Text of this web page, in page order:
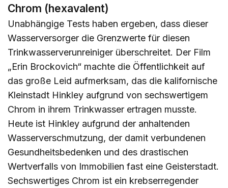
Chrom (hexavalent)
Unabhängige Tests haben ergeben, dass dieser
Wasserversorger die Grenzwerte für diesen
Trinkwasserverunreiniger überschreitet. Der Film
„Erin Brockovich“ machte die Öffentlichkeit auf
das große Leid aufmerksam, das die kalifornische
Kleinstadt Hinkley aufgrund von sechswertigem
Chrom in ihrem Trinkwasser ertragen musste.
Heute ist Hinkley aufgrund der anhaltenden
Wasserverschmutzung, der damit verbundenen
Gesundheitsbedenken und des drastischen
Wertverfalls von Immobilien fast eine Geisterstadt.
Sechswertiges Chrom ist ein krebserregender